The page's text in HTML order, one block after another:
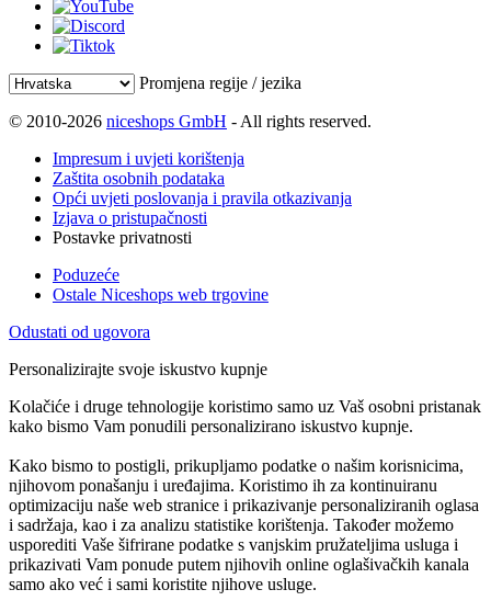
Promjena regije / jezika
© 2010-2026 niceshops GmbH - All rights reserved.
Impresum i uvjeti korištenja
Zaštita osobnih podataka
Opći uvjeti poslovanja i pravila otkazivanja
Izjava o pristupačnosti
Postavke privatnosti
Poduzeće
Ostale Niceshops web trgovine
Odustati od ugovora
Personalizirajte svoje iskustvo kupnje
Kolačiće i druge tehnologije koristimo samo uz Vaš osobni pristanak
kako bismo Vam ponudili personalizirano iskustvo kupnje.
Kako bismo to postigli, prikupljamo podatke o našim korisnicima,
njihovom ponašanju i uređajima. Koristimo ih za kontinuiranu
optimizaciju naše web stranice i prikazivanje personaliziranih oglasa
i sadržaja, kao i za analizu statistike korištenja. Također možemo
usporediti Vaše šifrirane podatke s vanjskim pružateljima usluga i
prikazivati Vam ponude putem njihovih online oglašivačkih kanala
samo ako već i sami koristite njihove usluge.